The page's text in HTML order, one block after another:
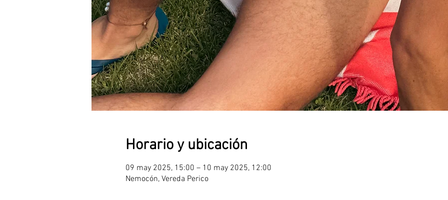
Horario y ubicación
09 may 2025, 15:00 – 10 may 2025, 12:00
Nemocón, Vereda Perico